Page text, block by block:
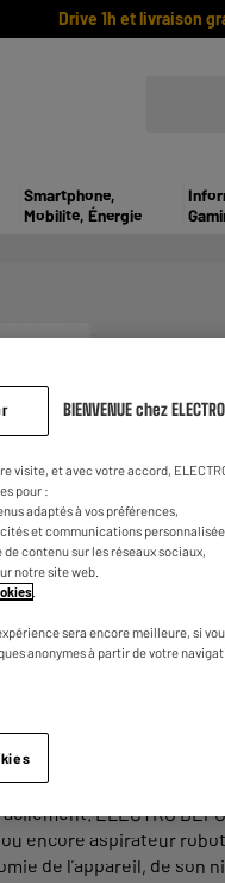
Drive 1h et livraison
Smartphone,
Mobilité, Énergie
Un vaste
produits
produits
ELECTRO
encore aspirateur
de l’appareil, de
BIENVENUE chez
visite, et avec votre accord,
pour :
adaptés à vos préférences,
et communications
contenu sur les réseaux sociaux,
notre site web.
sera encore meilleure, si
anonymes à partir de votre